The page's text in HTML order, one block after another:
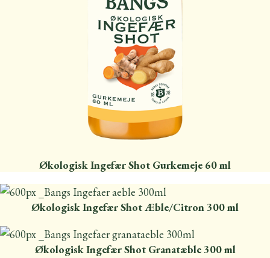
Økologisk Ingefær Shot Gurkemeje 60 ml
Økologisk Ingefær Shot Æble/Citron 300 ml
Økologisk Ingefær Shot Granatæble 300 ml